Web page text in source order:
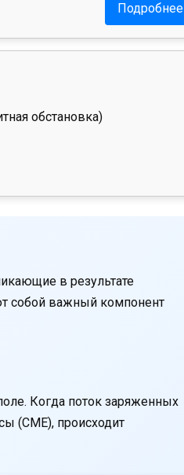
Подробнее
обстановка)
в результате
собой важный компонент
Когда поток заряженных
(CME), происходит